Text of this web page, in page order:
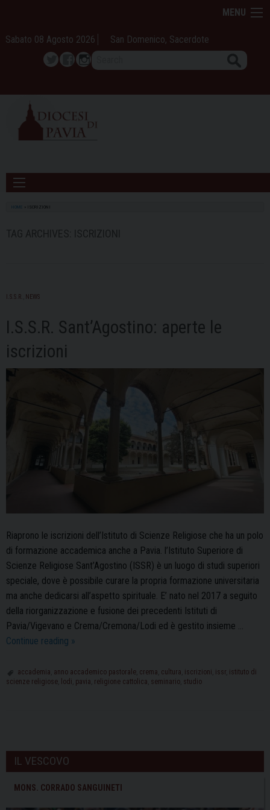
content
MENU
Sabato 08 Agosto 2026 San Domenico, Sacerdote
TwitterFacebook
Instagram
HOME ISCRIZIONI
I.S.S.R. NEWS
I.S.S.R. Sant’Agostino: aperte le
iscrizioni
Riaprono le iscrizioni dell’Istituto di Scienze Religiose che ha un polo
di formazione accademica anche a Pavia. l’Istituto Superiore di
Scienze Religiose Sant’Agostino (ISSR) è un luogo di studi superiori
speciale, dove è possibile curare la propria formazione universitaria
ma anche dedicarsi all’aspetto spirituale. E’ nato nel 2017 a seguito
della riorganizzazione e fusione dei precedenti Istituti di
Pavia/Vigevano e Crema/Cremona/Lodi ed è gestito insieme …
Continue reading I.S.S.R.
aperte
le
»
accademia anno accademico pastorale crema cultura iscrizioni issr istituto di
scienze religiose
lodi pavia religione cattolica seminario studio
o
s
IL VESCOVO
MONS. CORRADO SANGUINETI